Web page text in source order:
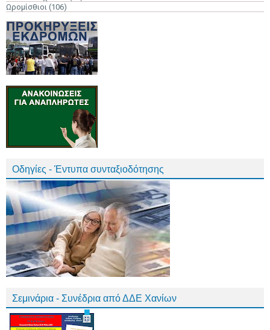
Ωρομίσθιοι (106)
Οδηγίες - Έντυπα συνταξιοδότησης
Σεμινάρια - Συνέδρια από ΔΔΕ Χανίων